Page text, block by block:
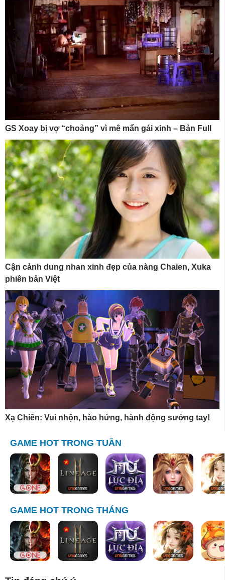
GS Xoay bị vợ “choảng” vì mê mẩn gái xinh – Bản Full
Cận cảnh dung nhan xinh đẹp của nàng Chaien, Xuka
phiên bản Việt
Xạ Chiến: Vui nhộn, hào hứng, hành động sướng tay!
GAME HOT TRONG TUẦN
GAME HOT TRONG THÁNG